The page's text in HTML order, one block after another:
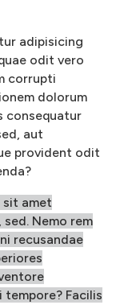
adipisicing
odit vero
corrupti
dolorum
consequatur
aut
provident odit
sit amet
Nemo rem
recusandae
tempore? Facilis